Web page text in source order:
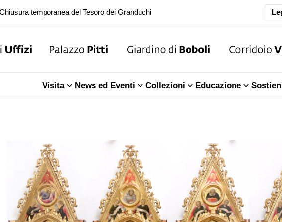
Chiusura temporanea del Tesoro dei Granduchi
Visita News ed Eventi Collezioni Educazione